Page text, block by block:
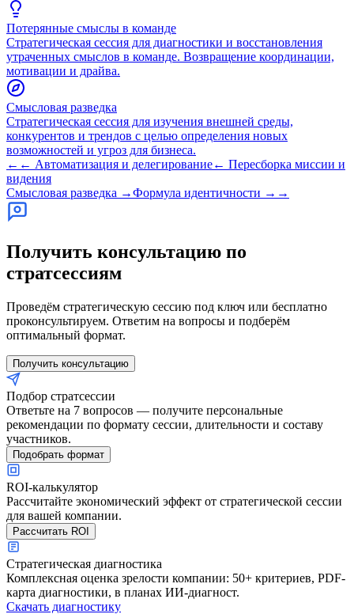
Потерянные смыслы в команде
Стратегическая сессия для диагностики и восстановления
утраченных смыслов в команде. Возвращение координации,
мотивации и драйва.
Смысловая разведка
Стратегическая сессия для изучения внешней среды,
конкурентов и трендов с целью определения новых
возможностей и угроз для бизнеса.
←← Автоматизация и делегирование← Пересборка миссии и
видения
Смысловая разведка →Формула идентичности →→
Получить консультацию по
стратсессиям
Проведём стратегическую сессию под ключ или бесплатно
проконсультируем. Ответим на вопросы и подберём
оптимальный формат.
Получить консультацию
Подбор стратсессии
Ответьте на 7 вопросов — получите персональные
рекомендации по формату сессии, длительности и составу
участников.
Подобрать формат
ROI-калькулятор
Рассчитайте экономический эффект от стратегической сессии
для вашей компании.
Рассчитать ROI
Стратегическая диагностика
Комплексная оценка зрелости компании: 50+ критериев, PDF-
карта диагностики, в планах ИИ-диагност.
Скачать диагностику